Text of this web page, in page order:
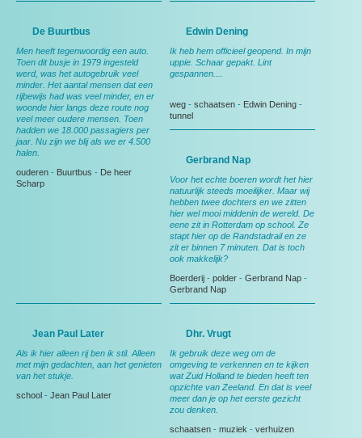
De Buurtbus
Men heeft tegenwoordig een auto.
Toen dit busje in 1979 ingesteld
werd, was het autogebruik veel
minder. Het aantal mensen dat een
rijbewijs had was veel minder, en er
woonde hier langs deze route nog
veel meer oudere mensen. Toen
hadden we 18.000 passagiers per
jaar. Nu zijn we blij als we er 4.500
halen.
ouderen - Buurtbus - De heer
Scharp
Edwin Dening
Ik heb hem officieel geopend. In mijn
uppie. Schaar gepakt. Lint
gespannen....
weg - schaatsen - Edwin Dening -
tunnel
Gerbrand Nap
Voor het echte boeren wordt het hier
natuurlijk steeds moeilijker. Maar wij
hebben twee dochters en we zitten
hier wel mooi middenin de wereld. De
eene zit in Rotterdam op school. Ze
stapt hier op de Randstadrail en ze
zit er binnen 7 minuten. Dat is toch
ook makkelijk?
Boerderij - polder - Gerbrand Nap -
Gerbrand Nap
Jean Paul Later
Als ik hier alleen rij ben ik stil. Alleen
met mijn gedachten, aan het genieten
van het stukje.
school - Jean Paul Later
Dhr. Vrugt
Ik gebruik deze weg om de
omgeving te verkennen en te kijken
wat Zuid Holland te bieden heeft ten
opzichte van Zeeland. En dat is veel
meer dan je op het eerste gezicht
zou denken.
schaatsen - muziek - verhuizen